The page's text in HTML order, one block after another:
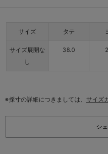
サイズ タテ
サイズ展開な
し
38.0
※採寸の詳細につきましては、 サイズ
シ